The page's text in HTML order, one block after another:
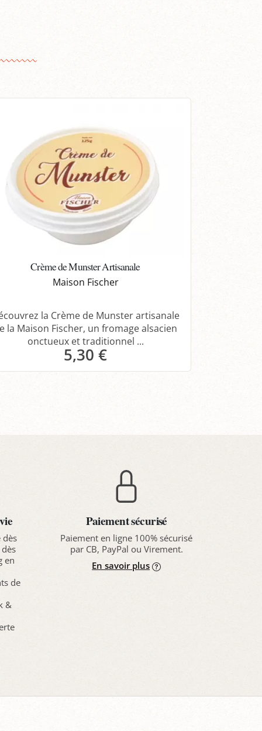
Crème de Munster Artisanale
Maison Fischer
la Crème de Munster artisanale
la Maison Fischer, un fromage alsacien
onctueux et traditionnel ...
5,30 €
dès
en
de
&
Paiement sécurisé
Paiement en ligne 100% sécurisé
par CB, PayPal ou Virement.
En savoir plus